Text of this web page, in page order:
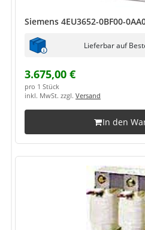
Siemens 4EU3652-0BF00-
Lieferbar auf
3.675,00 €
pro 1 Stück
inkl. MwSt. zzgl. Versand
In den